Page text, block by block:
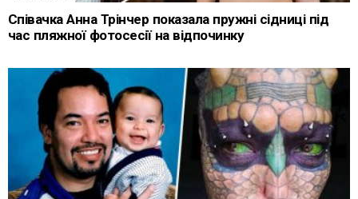
Співачка Анна Трінчер показала пружні сідниці під
час пляжної фотосесії на відпочинку